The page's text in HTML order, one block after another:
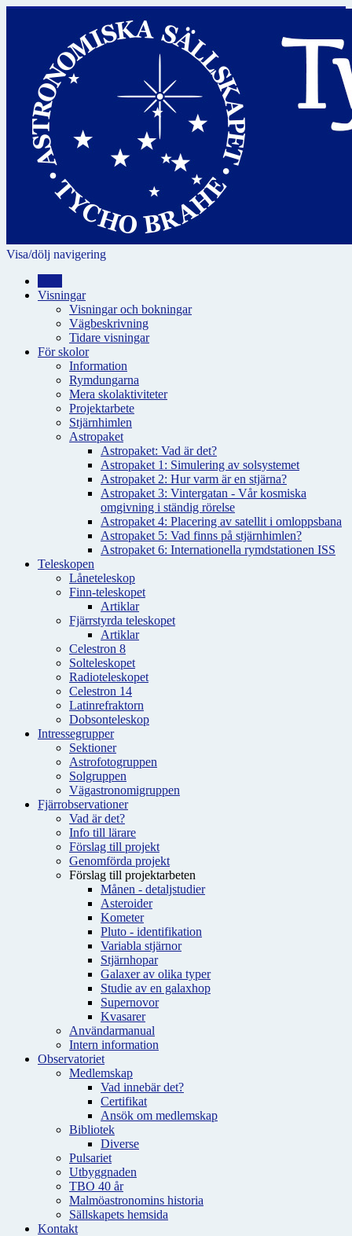
Visa/dölj navigering
Visningar
Visningar och bokningar
Vägbeskrivning
Tidare visningar
För skolor
Information
Rymdungarna
Mera skolaktiviteter
Projektarbete
Stjärnhimlen
Astropaket
Astropaket: Vad är det?
Astropaket 1: Simulering av solsystemet
Astropaket 2: Hur varm är en stjärna?
Astropaket 3: Vintergatan - Vår kosmiska
omgivning i ständig rörelse
Astropaket 4: Placering av satellit i omloppsbana
Astropaket 5: Vad finns på stjärnhimlen?
Astropaket 6: Internationella rymdstationen ISS
Teleskopen
Låneteleskop
Finn-teleskopet
Artiklar
Fjärrstyrda teleskopet
Artiklar
Celestron 8
Solteleskopet
Radioteleskopet
Celestron 14
Latinrefraktorn
Dobsonteleskop
Intressegrupper
Sektioner
Astrofotogruppen
Solgruppen
Vägastronomigruppen
Fjärrobservationer
Vad är det?
Info till lärare
Förslag till projekt
Genomförda projekt
Förslag till projektarbeten
Månen - detaljstudier
Asteroider
Kometer
Pluto - identifikation
Variabla stjärnor
Stjärnhopar
Galaxer av olika typer
Studie av en galaxhop
Supernovor
Kvasarer
Användarmanual
Intern information
Observatoriet
Medlemskap
Vad innebär det?
Certifikat
Ansök om medlemskap
Bibliotek
Diverse
Pulsariet
Utbyggnaden
TBO 40 år
Malmöastronomins historia
Sällskapets hemsida
Kontakt